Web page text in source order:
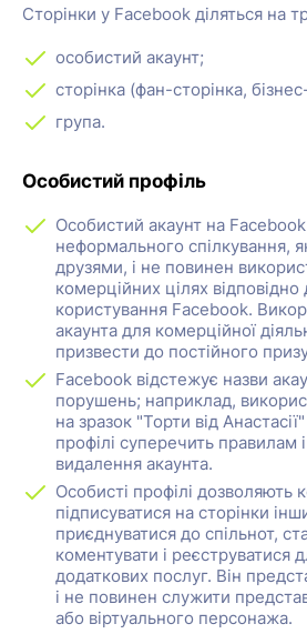
Сторінки у Facebook діляться на
особистий акаунт;
сторінка (фан-сторінка,
група.
Особистий профіль
Особистий акаунт на
неформального спілкування,
друзями, і не повинен
комерційних цілях
користування Facebook.
акаунта для комерційної
призвести до постійного
Facebook відстежує назви
порушень; наприклад,
на зразок "Торти від
профілі суперечить правилам
видалення акаунта.
Особисті профілі дозволяють
підписуватися на сторінки
приєднуватися до спільнот,
коментувати і реєструватися
додаткових послуг. Він
і не повинен служити
або віртуального персонажа.